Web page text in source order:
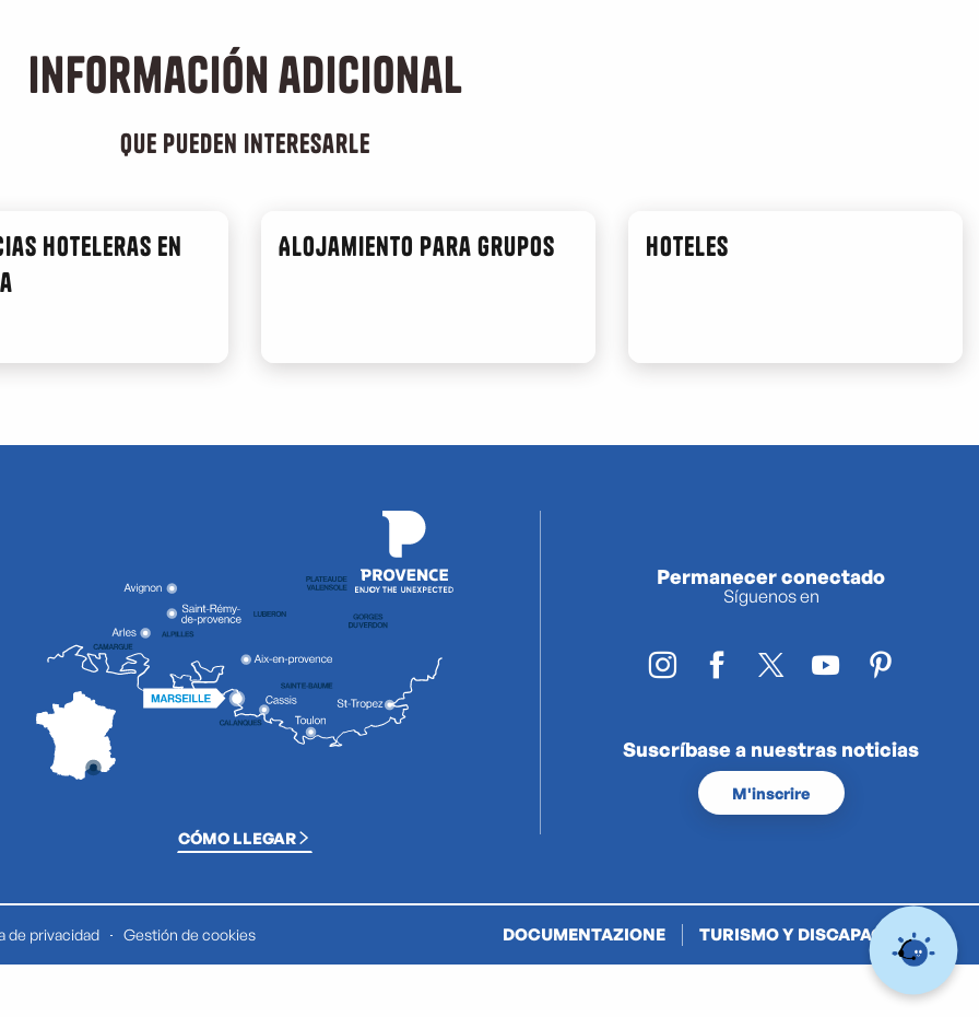
Información adicional
que pueden interesarle
hoteleras en
Alojamiento para grupos Hoteles
CÓMO LLEGAR
Permanecer conectado
Síguenos en
Suscríbase a nuestras noticias
M'inscrire
DOCUMENTAZIONE TURISMO Y DISCAPACIDAD
de privacidad Gestión de cookies